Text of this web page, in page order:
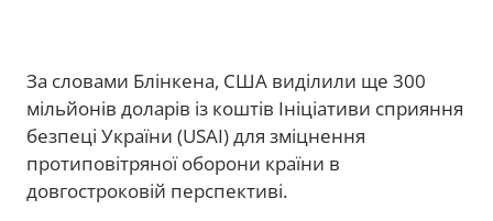
За словами Блінкена, США виділили ще 300
мільйонів доларів із коштів Ініціативи сприяння
безпеці України (USAI) для зміцнення
протиповітряної оборони країни в
довгостроковій перспективі.